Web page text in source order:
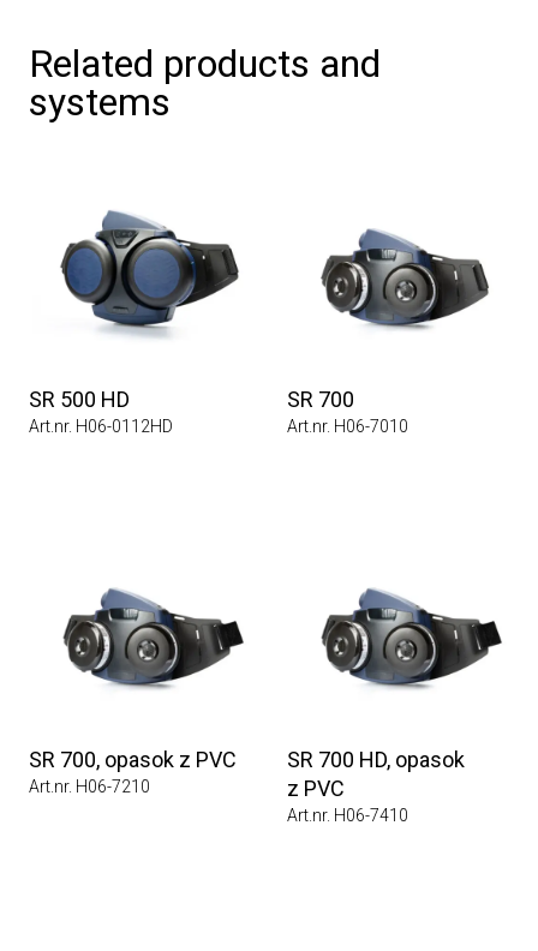
Related products and
systems
SR 500 HD
Art.nr. H06-0112HD
SR 700
Art.nr. H06-7010
SR 700, opasok z PVC
Art.nr. H06-7210
SR 700 HD, opasok
z PVC
Art.nr. H06-7410